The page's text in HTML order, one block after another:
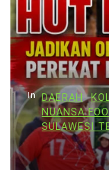
In DAERAH
NUANSA
SULAWESI